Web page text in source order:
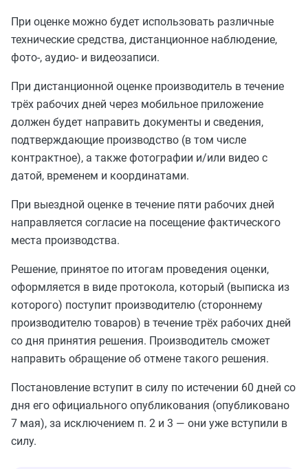
При оценке можно будет использовать различные
технические средства, дистанционное наблюдение,
фото-, аудио- и видеозаписи.
При дистанционной оценке производитель в течение
трёх рабочих дней через мобильное приложение
должен будет направить документы и сведения,
подтверждающие производство (в том числе
контрактное), а также фотографии и/или видео с
датой, временем и координатами.
При выездной оценке в течение пяти рабочих дней
направляется согласие на посещение фактического
места производства.
Решение, принятое по итогам проведения оценки,
оформляется в виде протокола, который (выписка из
которого) поступит производителю (стороннему
производителю товаров) в течение трёх рабочих дней
со дня принятия решения. Производитель сможет
направить обращение об отмене такого решения.
Постановление вступит в силу по истечении 60 дней со
дня его официального опубликования (опубликовано
7 мая), за исключением п. 2 и 3 — они уже вступили в
силу.